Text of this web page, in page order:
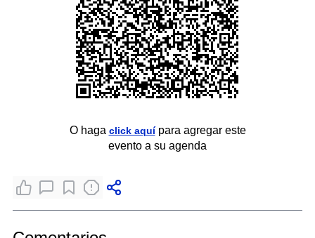
O haga click aquípara agregar este
evento a su agenda